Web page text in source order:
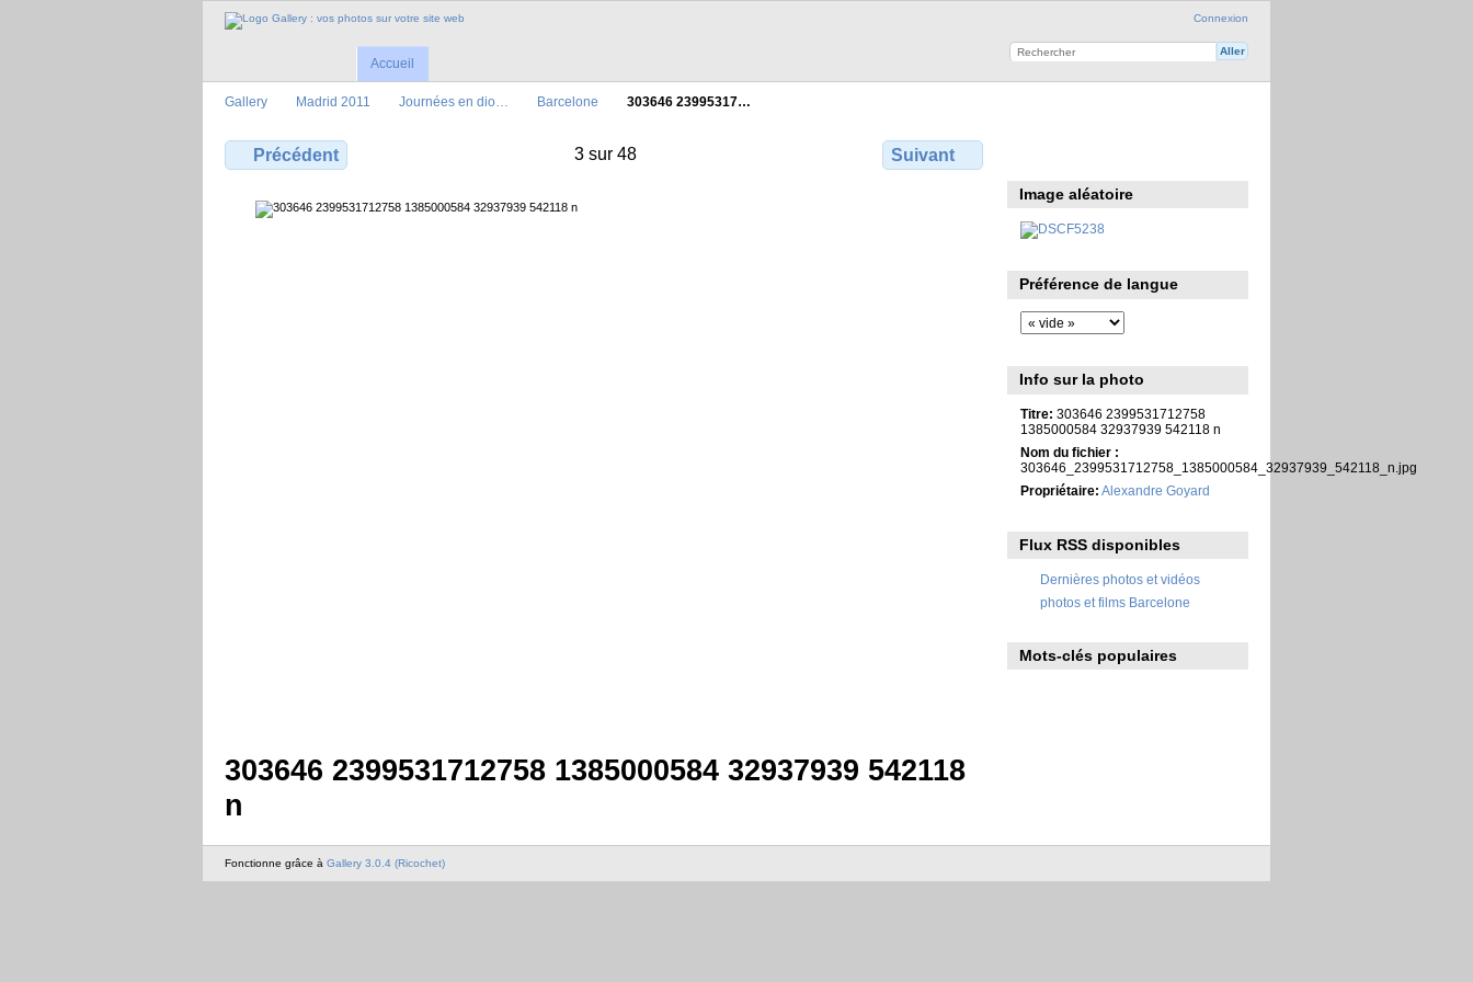
Connexion
Accueil
Gallery Madrid 2011 Journées en dio… Barcelone 303646 23995317…
Précédent 3 sur 48 Suivant
303646 2399531712758 1385000584 32937939 542118
n
Image aléatoire
Préférence de langue
Info sur la photo
Titre: 303646 2399531712758
1385000584 32937939 542118 n
Nom du fichier :
303646_2399531712758_1385000584_32937939_542118_n.jpg
Propriétaire: Alexandre Goyard
Flux RSS disponibles
Dernières photos et vidéos
photos et films Barcelone
Mots-clés populaires
Fonctionne grâce à Gallery 3.0.4 (Ricochet)